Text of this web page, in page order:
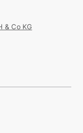
& Co KG